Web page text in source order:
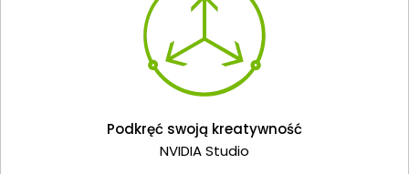
Podkręć swoją kreatywność
NVIDIA Studio